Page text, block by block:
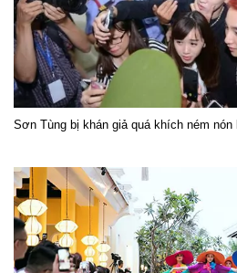
Sơn Tùng bị khán giả quá khích ném nón